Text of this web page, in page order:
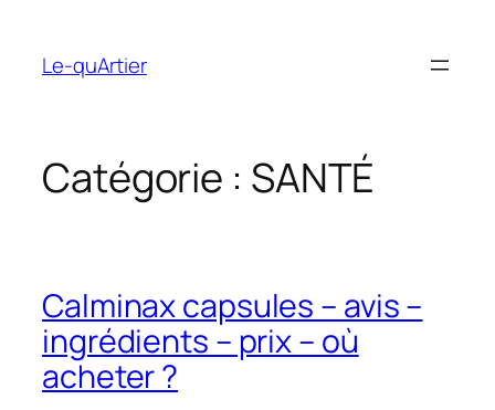
contenu
Le-quArtier
Catégorie : SANTÉ
Calminax capsules – avis –
ingrédients – prix – où
acheter ?